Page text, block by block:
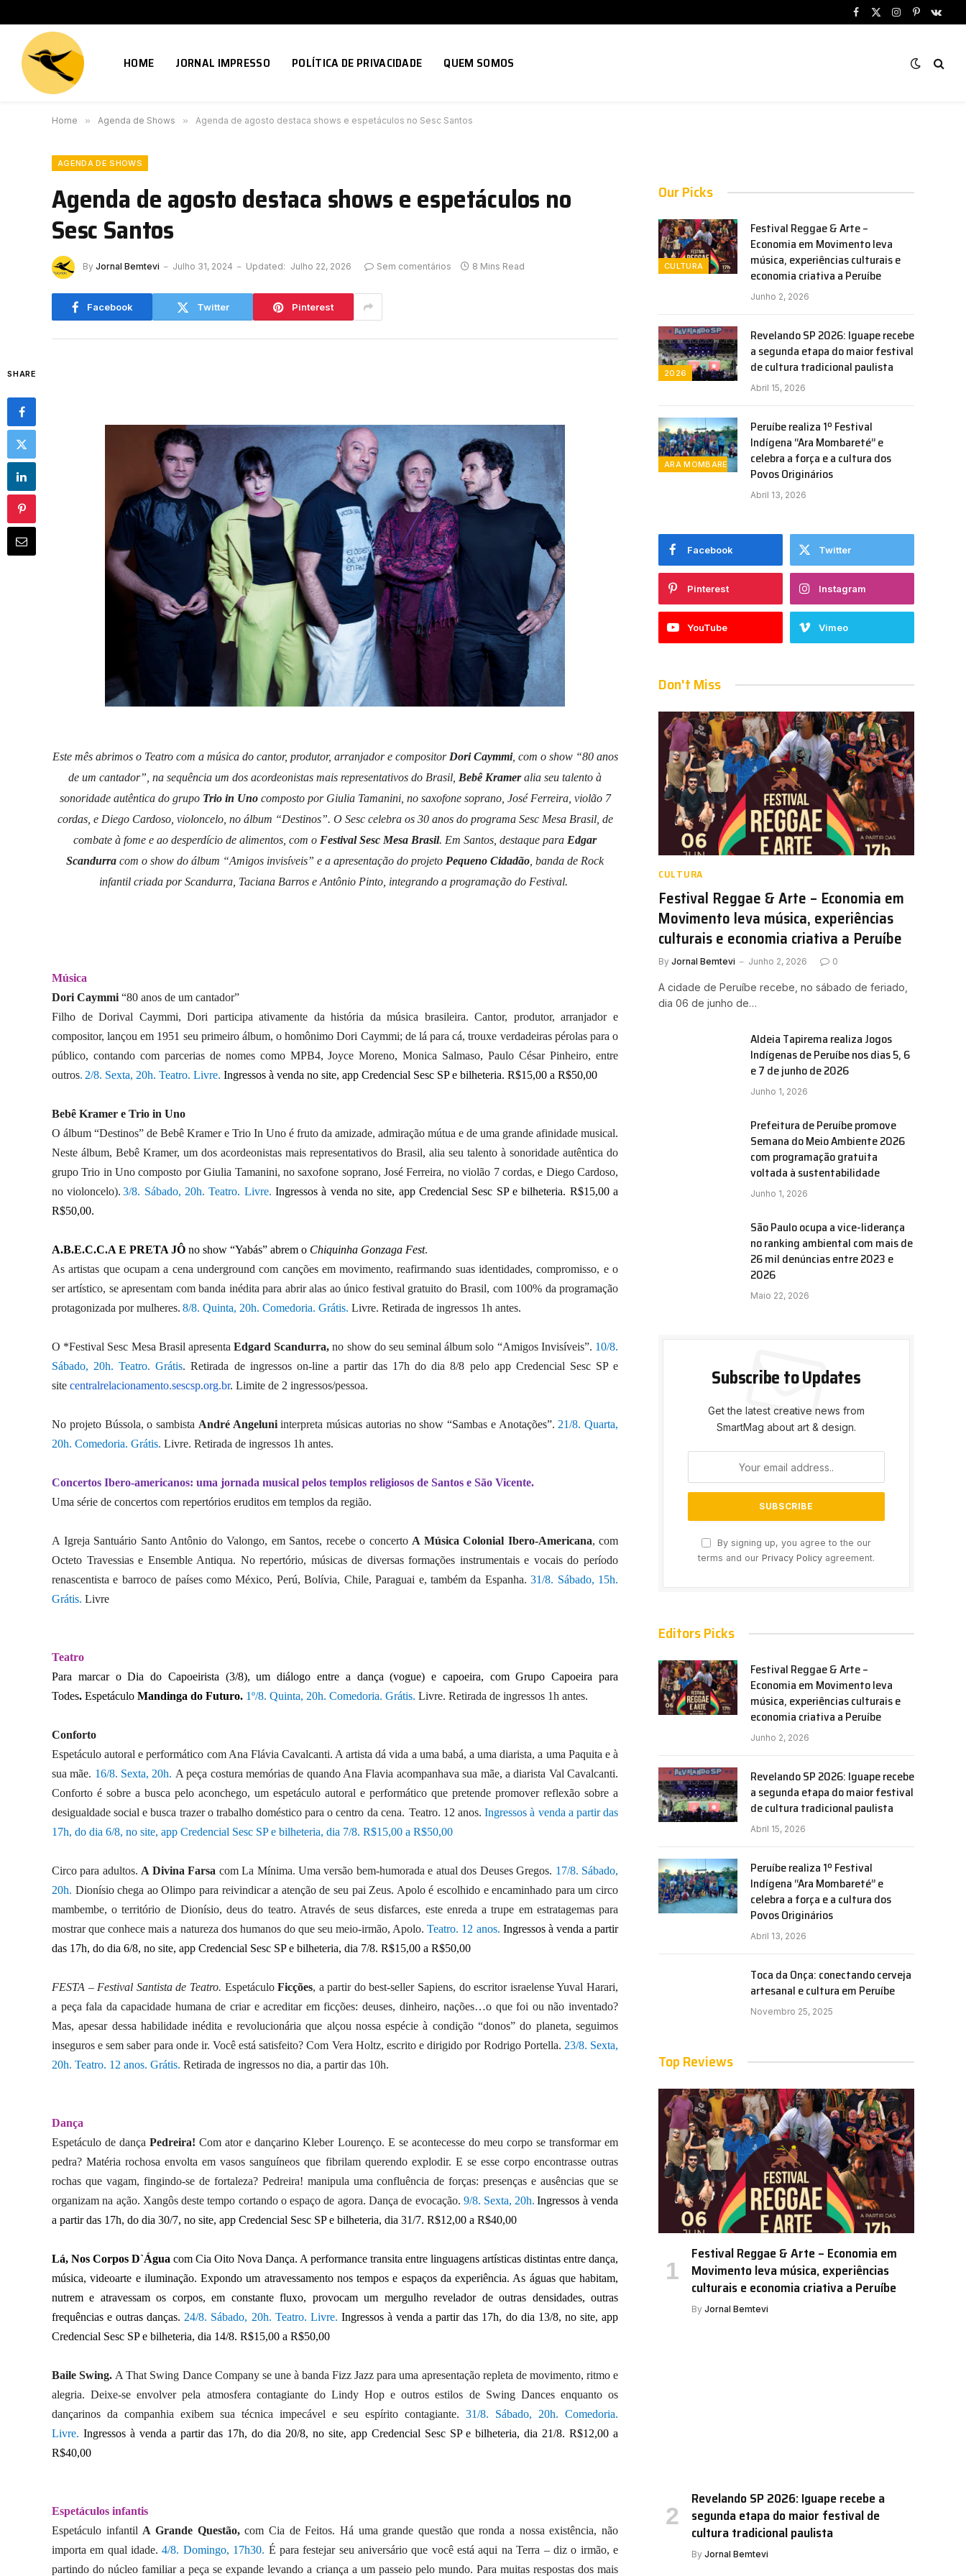
Facebook
X
Instagram
Pinterest
HOME JORNAL IMPRESSO POLÍTICA DE PRIVACIDADE QUEM SOMOS
Home » Agenda de Shows » Agenda de agosto destaca shows e espetáculos no Sesc Santos
AGENDA DE SHOWS
Agenda de agosto destaca shows e espetáculos no
Sesc Santos
By Jornal Bemtevi Julho 31, 2024 Updated: Julho 22, 2026 Sem comentários 8 Mins Read
Facebook Twitter Pinterest
SHARE
Este mês abrimos o Teatro com a música do cantor, produtor, arranjador e compositor Dori Caymmi, com o show “80 anos
de um cantador”, na sequência um dos acordeonistas mais representativos do Brasil, Bebê Krameralia seu talento à
sonoridade autêntica do grupo Trio in Unocomposto por Giulia Tamanini, no saxofone soprano, José Ferreira, violão 7
cordas, e Diego Cardoso, violoncelo, no álbum “Destinos”. O Sesc celebra os 30 anos do programa Sesc Mesa Brasil, de
combate à fome e ao desperdício de alimentos, com o Festival Sesc Mesa Brasil. Em Santos, destaque para Edgar
Scandurra com o show do álbum “Amigos invisíveis” e a apresentação do projeto Pequeno Cidadão , banda de Rock
infantil criada por Scandurra, Taciana Barros e Antônio Pinto, integrando a programação do Festival.
Música
Dori Caymmi “80 anos de um cantador”
Filho de Dorival Caymmi, Dori participa ativamente da história da música brasileira. Cantor, produtor, arranjador e
compositor, lançou em 1951 seu primeiro álbum, o homônimo Dori Caymmi; de lá para cá, trouxe verdadeiras pérolas para o
público, contando com parcerias de nomes como MPB4, Joyce Moreno, Monica Salmaso, Paulo César Pinheiro, entre
outros. 2/8. Sexta, 20h. Teatro. Livre. Ingressos à venda no site, app Credencial Sesc SP e bilheteria. R$15,00 a R$50,00
Bebê Kramer e Trio in Uno
O álbum “Destinos” de Bebê Kramer e Trio In Uno é fruto da amizade, admiração mútua e de uma grande afinidade musical.
Neste álbum, Bebê Kramer, um dos acordeonistas mais representativos do Brasil, alia seu talento à sonoridade autêntica do
grupo Trio in Uno composto por Giulia Tamanini, no saxofone soprano, José Ferreira, no violão 7 cordas, e Diego Cardoso,
no violoncelo).3/8. Sábado, 20h. Teatro. Livre.Ingressos à venda no site, app Credencial Sesc SP e bilheteria. R$15,00 a
R$50,00.
A.B.E.C.C.A E PRETA JÔ no show “Yabás” abrem o Chiquinha Gonzaga Fest.
As artistas que ocupam a cena underground com canções em movimento, reafirmando suas identidades, compromisso, e o
ser artístico, se apresentam com banda inédita para abrir alas ao único festival gratuito do Brasil, com 100% da programação
protagonizada por mulheres. 8/8. Quinta, 20h. Comedoria. Grátis. Livre. Retirada de ingressos 1h antes.
O *Festival Sesc Mesa Brasil apresentaEdgard Scandurra,no show do seu seminal álbum solo “Amigos Invisíveis”. 10/8.
Sábado, 20h. Teatro. Grátis. Retirada de ingressos on-line a partir das 17h do dia 8/8 pelo app Credencial Sesc SP e
site centralrelacionamento.sescsp.org.br. Limite de 2 ingressos/pessoa.
No projeto Bússola, o sambista André Angeluniinterpreta músicas autorias no show “Sambas e Anotações”. 21/8. Quarta,
20h. Comedoria. Grátis. Livre. Retirada de ingressos 1h antes.
Concertos Ibero-americanos: uma jornada musical pelos templos religiosos de Santos e São Vicente.
Uma série de concertos com repertórios eruditos em templos da região.
A Igreja Santuário Santo Antônio do Valongo, em Santos, recebe o concerto A Música Colonial Ibero-Americana, com
Octeto Travessias e Ensemble Antiqua. No repertório, músicas de diversas formações instrumentais e vocais do período
renascentista e barroco de países como México, Perú, Bolívia, Chile, Paraguai e, também da Espanha.31/8. Sábado, 15h.
Grátis. Livre
Teatro
Para marcar o Dia do Capoeirista (3/8), um diálogo entre a dança (vogue) e capoeira, com Grupo Capoeira para
Todes. Espetáculo Mandinga do Futuro. 1º/8. Quinta, 20h. Comedoria. Grátis. Livre. Retirada de ingressos 1h antes.
Conforto
Espetáculo autoral e performático com Ana Flávia Cavalcanti. A artista dá vida a uma babá, a uma diarista, a uma Paquita e à
sua mãe. 16/8. Sexta, 20h. A peça costura memórias de quando Ana Flavia acompanhava sua mãe, a diarista Val Cavalcanti.
Conforto é sobre a busca pelo aconchego, um espetáculo autoral e performático que pretende promover reflexão sobre a
desigualdade social e busca trazer o trabalho doméstico para o centro da cena. Teatro. 12 anos. Ingressos à venda a partir das
17h, do dia 6/8, no site, app Credencial Sesc SP e bilheteria, dia 7/8. R$15,00 a R$50,00
Circo para adultos. A Divina Farsa com La Mínima. Uma versão bem-humorada e atual dos Deuses Gregos. 17/8. Sábado,
20h. Dionísio chega ao Olimpo para reivindicar a atenção de seu pai Zeus. Apolo é escolhido e encaminhado para um circo
mambembe, o território de Dionísio, deus do teatro. Através de seus disfarces, este enreda a trupe em estratagemas para
mostrar que conhece mais a natureza dos humanos do que seu meio-irmão, Apolo.Teatro. 12 anos. Ingressos à venda a partir
das 17h, do dia 6/8, no site, app Credencial Sesc SP e bilheteria, dia 7/8. R$15,00 a R$50,00
FESTA – Festival Santista de Teatro. EspetáculoFicções, a partir do best-seller Sapiens, do escritor israelense Yuval Harari,
a peça fala da capacidade humana de criar e acreditar em ficções: deuses, dinheiro, nações…o que foi ou não inventado?
Mas, apesar dessa habilidade inédita e revolucionária que alçou nossa espécie à condição “donos” do planeta, seguimos
inseguros e sem saber para onde ir. Você está satisfeito? Com Vera Holtz, escrito e dirigido por Rodrigo Portella. 23/8. Sexta,
20h. Teatro. 12 anos. Grátis. Retirada de ingressos no dia, a partir das 10h.
Dança
Espetáculo de dança Pedreira!Com ator e dançarino Kleber Lourenço. E se acontecesse do meu corpo se transformar em
pedra? Matéria rochosa envolta em vasos sanguíneos que fibrilam querendo explodir. E se esse corpo encontrasse outras
rochas que vagam, fingindo-se de fortaleza? Pedreira! manipula uma confluência de forças: presenças e ausências que se
organizam na ação. Xangôs deste tempo cortando o espaço de agora. Dança de evocação. 9/8. Sexta, 20h. Ingressos à venda
a partir das 17h, do dia 30/7, no site, app Credencial Sesc SP e bilheteria, dia 31/7. R$12,00 a R$40,00
Lá, Nos Corpos D`Água com Cia Oito Nova Dança. A performance transita entre linguagens artísticas distintas entre dança,
música, videoarte e iluminação. Expondo um atravessamento nos tempos e espaços da experiência. As águas que habitam,
nutrem e atravessam os corpos, em constante fluxo, provocam um mergulho revelador de outras densidades, outras
frequências e outras danças. 24/8. Sábado, 20h. Teatro. Livre. Ingressos à venda a partir das 17h, do dia 13/8, no site, app
Credencial Sesc SP e bilheteria, dia 14/8. R$15,00 a R$50,00
Baile Swing. A That Swing Dance Company se une à banda Fizz Jazz para uma apresentação repleta de movimento, ritmo e
alegria. Deixe-se envolver pela atmosfera contagiante do Lindy Hop e outros estilos de Swing Dances enquanto os
dançarinos da companhia exibem sua técnica impecável e seu espírito contagiante. 31/8.
Sábado, 20h. Comedoria.
Livre. Ingressos à venda a partir das 17h, do dia 20/8, no site, app Credencial Sesc SP e bilheteria, dia 21/8. R$12,00 a
R$40,00
Espetáculos infantis
Espetáculo infantil A Grande Questão,com Cia de Feitos. Há uma grande questão que ronda a nossa existência, não
importa em qual idade.4/8. Domingo, 17h30. É para festejar seu aniversário que você está aqui na Terra – diz o irmão, e
partindo do núcleo familiar a peça se expande levando a criança a um passeio pelo mundo. Para muitas respostas dos mais
Our Picks
CULTURA
Festival Reggae & Arte –
Economia em Movimento leva
música, experiências culturais e
economia criativa a Peruíbe
Junho 2, 2026
2026
Revelando SP 2026: Iguape recebe
a segunda etapa do maior festival
de cultura tradicional paulista
Abril 15, 2026
ARA MOMBARETE
Peruíbe realiza 1º Festival
Indígena “Ara Mombareté” e
celebra a força e a cultura dos
Povos Originários
Abril 13, 2026
Facebook Twitter
Pinterest Instagram
YouTube Vimeo
Don't Miss
CULTURA
Festival Reggae & Arte – Economia em
Movimento leva música, experiências
culturais e economia criativa a Peruíbe
By Jornal Bemtevi Junho 2, 2026 0
A cidade de Peruíbe recebe, no sábado de feriado,
dia 06 de junho de…
Aldeia Tapirema realiza Jogos
Indígenas de Peruíbe nos dias 5, 6
e 7 de junho de 2026
Junho 1, 2026
Prefeitura de Peruíbe promove
Semana do Meio Ambiente 2026
com programação gratuita
voltada à sustentabilidade
Junho 1, 2026
São Paulo ocupa a vice-liderança
no ranking ambiental com mais de
26 mil denúncias entre 2023 e
2026
Maio 22, 2026
Subscribe to Updates
Get the latest creative news from
SmartMag about art & design.
By signing up, you agree to the our
terms and our Privacy Policy agreement.
Editors Picks
Festival Reggae & Arte –
Economia em Movimento leva
música, experiências culturais e
economia criativa a Peruíbe
Junho 2, 2026
Revelando SP 2026: Iguape recebe
a segunda etapa do maior festival
de cultura tradicional paulista
Abril 15, 2026
Peruíbe realiza 1º Festival
Indígena “Ara Mombareté” e
celebra a força e a cultura dos
Povos Originários
Abril 13, 2026
Toca da Onça: conectando cerveja
artesanal e cultura em Peruíbe
Novembro 25, 2025
Top Reviews
Festival Reggae & Arte – Economia em
Movimento leva música, experiências
culturais e economia criativa a Peruíbe
By Jornal Bemtevi
Revelando SP 2026: Iguape recebe a
segunda etapa do maior festival de
cultura tradicional paulista
By Jornal Bemtevi